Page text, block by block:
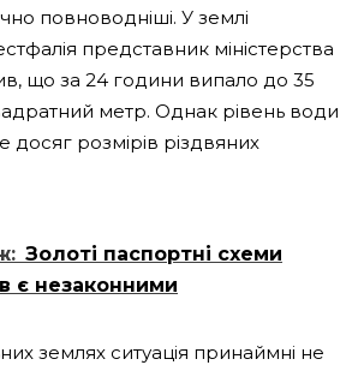
повноводніші. У землі
представник міністерства
що за 24 години випало до 35
метр. Однак рівень води
досяг розмірів різдвяних
Золоті паспортні схеми
є незаконними
землях ситуація принаймні не